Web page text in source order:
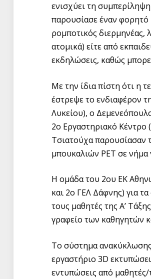
ενισχύει τη
παρουσίασε έναν
ρομποτικός διερμηνέας,
ατομικά) είτε από
εκδηλώσεις, καθώς
Με την ίδια πίστη ότι η
έστρεψε το ενδιαφέρον
Λυκείου), ο
2ο Εργαστηριακό
Τσιατούχα παρουσίασαν
μπουκαλιών PET σε νήμα
Η ομάδα του 2ου ΕΚ
και 2ο ΓΕΛ Δάφνης) για
τους μαθητές της Α’
γραφείο των καθηγητών
Το σύστημα
εργαστήριο 3D
εντυπώσεις από